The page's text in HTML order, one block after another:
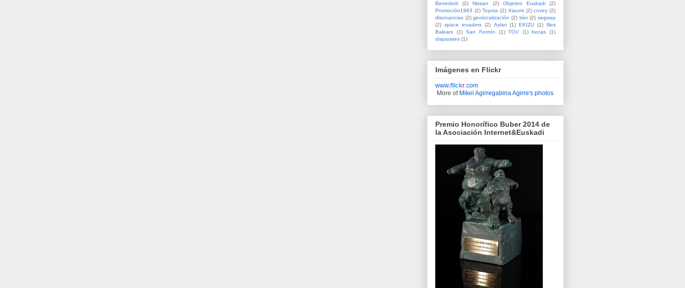
Benedetti
(2) Nissan (2) Objetivo Euskadi
(2)
Promoción1983 (2) Toyota (2) Xiaomi (2) covey (2)
disonancias (2) geolocalización (2) irán (2) segway
(2) space invaders (2) Aylan (1) EKIZU (1)
Illes
Balears
(1) San Fermín (1) TGV (1) becas
(1)
disparates (1)
Imágenes en Flickr
www.flickr .com
More of Mikel Agirregabiria Agirre's photos
Premio Honorífico Buber 2014 de
la Asociación Internet&Euskadi